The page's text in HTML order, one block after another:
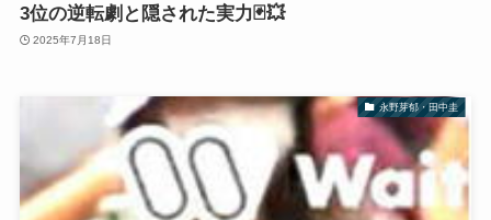
3位の逆転劇と隠された実力🃏💥
2025年7月18日
永野芽郁・田中圭